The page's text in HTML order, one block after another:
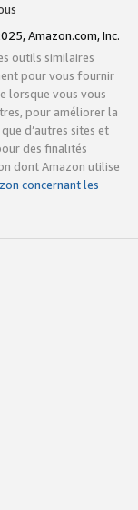
Amazon.com, Inc.
outils similaires
pour vous fournir
lorsque vous vous
pour améliorer la
d’autres sites et
des finalités
dont Amazon utilise
concernant les